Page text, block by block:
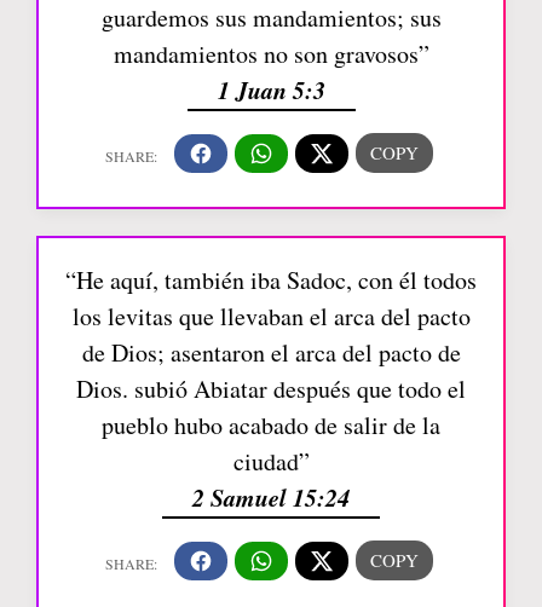
guardemos sus mandamientos; sus
mandamientos no son gravosos”
1 Juan 5:3
“He aquí, también iba Sadoc, con él todos
los levitas que llevaban el arca del pacto
de Dios; asentaron el arca del pacto de
Dios. subió Abiatar después que todo el
pueblo hubo acabado de salir de la
ciudad”
2 Samuel 15:24